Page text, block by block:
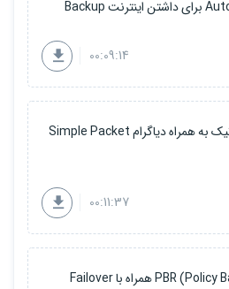
00:09:14
بررسی Firewall میکروتیک به همراه دیاگرام Simple Packet
00:11:37